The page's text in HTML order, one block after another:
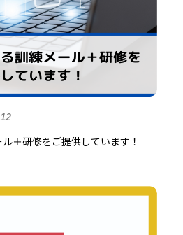
＋研修をご提供しています！